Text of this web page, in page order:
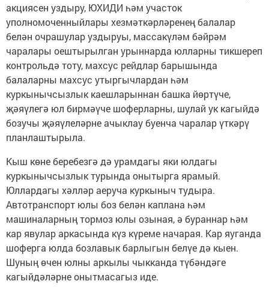
акциясен уздыру, ЮХИДИ һәм участок
уполномоченныйлары хезмәткәрләренең балалар
белән очрашулар уздыруы, массакүләм бәйрәм
чаралары оештырылган урыннарда юлларны тикшереп
контрольдә тоту, махсус рейдлар барышында
балаларны махсус утыргычлардан һәм
куркынычсызлык каешларыннан башка йөртүче,
җәяүлегә юл бирмәүче шоферларны, шулай ук кагыйдә
бозучы җәяүлеләрне ачыклау буенча чаралар үткәрү
планлаштырыла.
Кыш көне беребезгә дә урамдагы яки юлдагы
куркынычсызлык турында онытырга ярамый.
Юллардагы хәлләр аеруча куркыныч тудыра.
Автотранспорт юлы боз белән каплана һәм
машиналарның тормоз юлы озыная, ә бураннар һәм
кар явулар аркасында күз күреме начарая. Кар яуганда
шоферга юлда бозлавык барлыгын белүе дә кыен.
Шуның өчен юлны аркылы чыкканда түбәндәге
кагыйдәләрне онытмасагыз иде.